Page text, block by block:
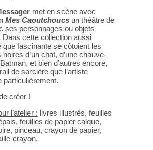
met en scène avec
Mes Caoutchoucs un théâtre de
ses personnages ou objets
Dans cette collection aussi
que fascinante se côtoient les
d’un chat, d’une chauve-
et bien d’autres encore,
de sorcière que l’artiste
particulièrement.
créer !
l’atelier : livres illustrés, feuilles
feuilles de papier calque,
pinceau, crayon de papier,
crayon.